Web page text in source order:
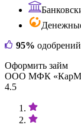
95% одобрений
Оформить займ
ООО МФК
4.5